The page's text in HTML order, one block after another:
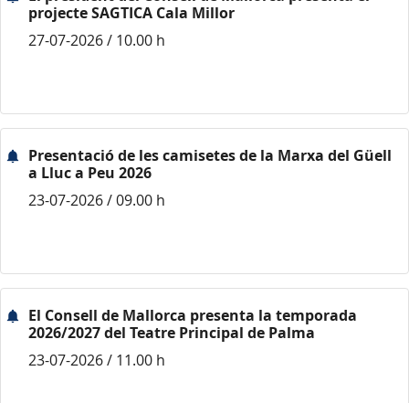
projecte SAGTICA Cala Millor
27-07-2026 / 10.00 h
Presentació de les camisetes de la Marxa del Güell
a Lluc a Peu 2026
23-07-2026 / 09.00 h
El Consell de Mallorca presenta la temporada
2026/2027 del Teatre Principal de Palma
23-07-2026 / 11.00 h